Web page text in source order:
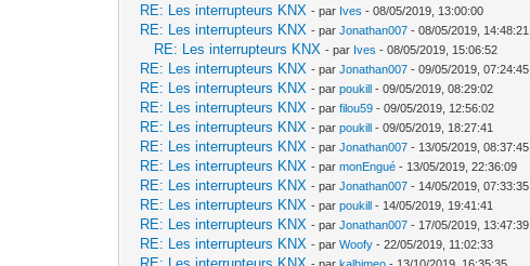
RE: Les interrupteurs KNX - par Ives - 08/05/2019, 13:00:00
RE: Les interrupteurs KNX - parJonathan007 - 08/05/2019, 14:48:21
RE: Les interrupteurs KNX - par Ives - 08/05/2019, 15:06:52
RE: Les interrupteurs KNX - parJonathan007 - 09/05/2019, 07:24:45
RE: Les interrupteurs KNX - parpoukill - 09/05/2019, 08:29:02
RE: Les interrupteurs KNX - parfilou59 - 09/05/2019, 12:56:02
RE: Les interrupteurs KNX - parpoukill - 09/05/2019, 18:27:41
RE: Les interrupteurs KNX - parJonathan007 - 13/05/2019, 08:37:45
RE: Les interrupteurs KNX - parmonEngué - 13/05/2019, 22:36:09
RE: Les interrupteurs KNX - parJonathan007 - 14/05/2019, 07:33:35
RE: Les interrupteurs KNX - parpoukill - 14/05/2019, 19:41:41
RE: Les interrupteurs KNX - parJonathan007 - 17/05/2019, 13:47:39
RE: Les interrupteurs KNX - parWoofy - 22/05/2019, 11:02:33